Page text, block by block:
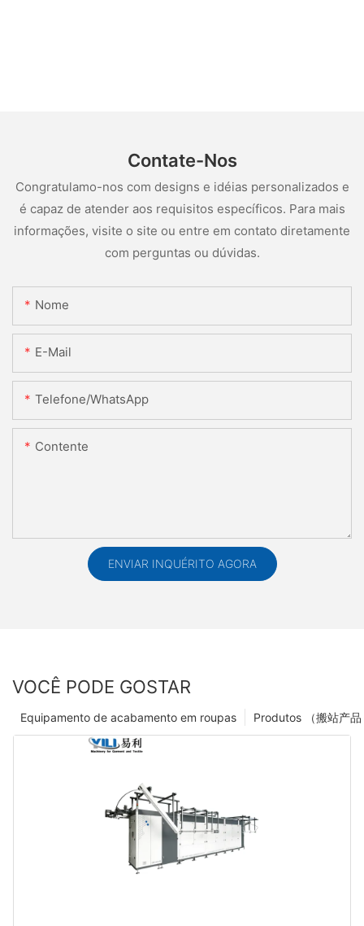
Contate-Nos
Congratulamo-nos com designs e idéias personalizados e
é capaz de atender aos requisitos específicos. Para mais
informações, visite o site ou entre em contato diretamente
com perguntas ou dúvidas.
Nome
E-Mail
Telefone/WhatsApp
Contente
ENVIAR INQUÉRITO AGORA
VOCÊ PODE GOSTAR
Equipamento de acabamento em roupas